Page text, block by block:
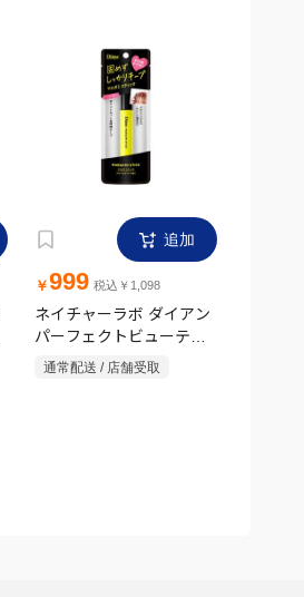
追加
￥999 税込￥1,098
ネイチャーラボ ダイアン
パーフェクトビューティ
ハード
通常配送 / 店舗受取